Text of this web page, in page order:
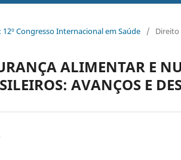
12º Congresso Internacional em Saúde / Direito
ALIMENTAR E
AVANÇOS E